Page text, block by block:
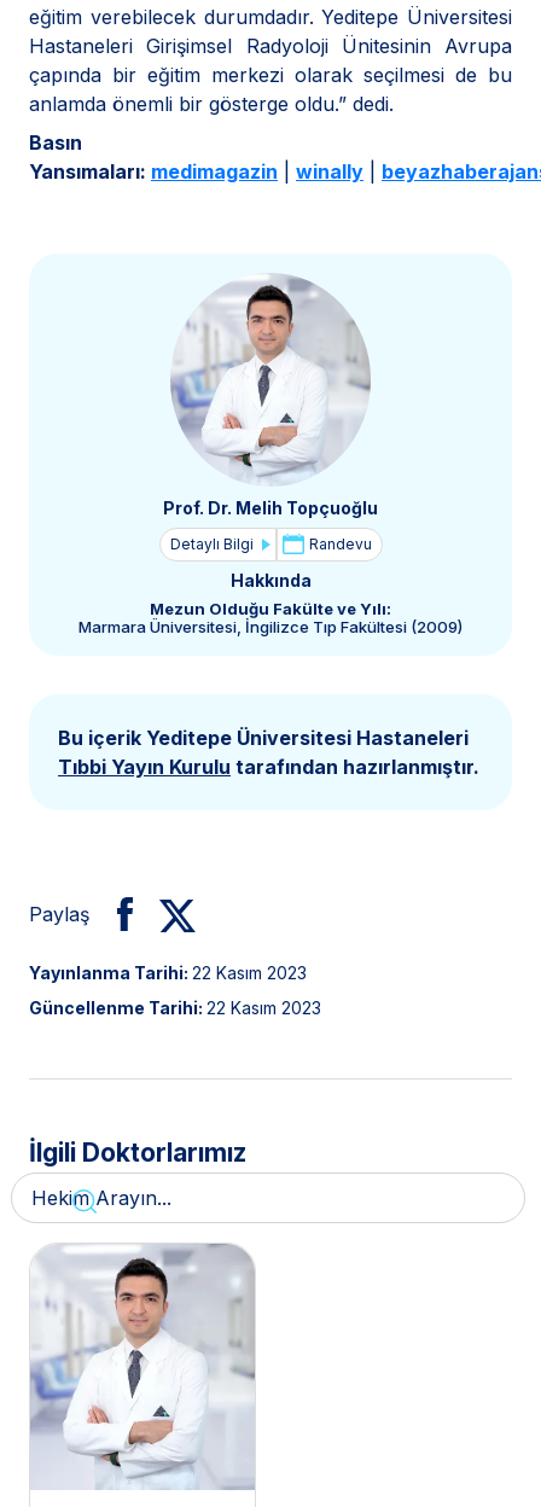
eğitim verebilecek durumdadır. Yeditepe Üniversitesi
Hastaneleri Girişimsel Radyoloji Ünitesinin Avrupa
çapında bir eğitim merkezi olarak seçilmesi de bu
anlamda önemli bir gösterge oldu.” dedi.
Basın
Yansımaları: medimagazin winally
Prof. Dr. Melih Topçuoğlu
Detaylı Bilgi Randevu
Hakkında
Mezun Olduğu Fakülte ve Yılı:
Marmara Üniversitesi, İngilizce Tıp Fakültesi (2009)
Bu içerik Yeditepe Üniversitesi Hastaneleri
Tıbbi Yayın Kurulu tarafından hazırlanmıştır.
Paylaş
Yayınlanma Tarihi: 22 Kasım 2023
Güncellenme Tarihi: 22 Kasım 2023
İlgili Doktorlarımız